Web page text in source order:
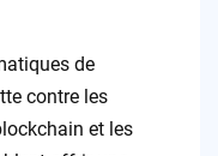
de
contre les
et les